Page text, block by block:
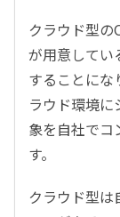
クラウド型
が用意してい
することにな
ラウド環境
象を自社でコ
す。
クラウド型は